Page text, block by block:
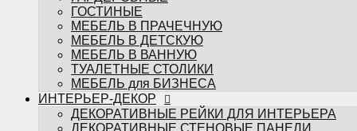
ЭЛЕКТРОКАМИНЫ
МЯГКАЯ МЕБЕЛЬ
ДИВАНЫ
КРОВАТИ
ПРИКРОВАТНЫЕ ТУМБЫ
КОМПЛЕКТУЮЩИЕ
СТОЛЕШНИЦЫ
Ламинированные столешницы (на
Столешницы из искусственного камня
ГОСТИНЫЕ
МЕБЕЛЬ В ПРАЧЕЧНУЮ
МЕБЕЛЬ В ДЕТСКУЮ
МЕБЕЛЬ В ВАННУЮ
ТУАЛЕТНЫЕ СТОЛИКИ
МЕБЕЛЬ для БИЗНЕСА
ИНТЕРЬЕР-ДЕКОР
ДЕКОРАТИВНЫЕ РЕЙКИ ДЛЯ ИНТЕРЬЕРА
ДЕКОРАТИВНЫЕ СТЕНОВЫЕ ПАНЕЛИ